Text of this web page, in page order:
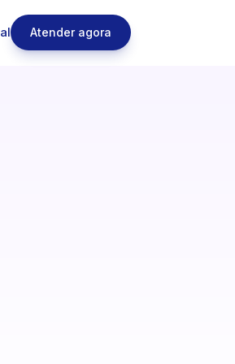
Atender agora